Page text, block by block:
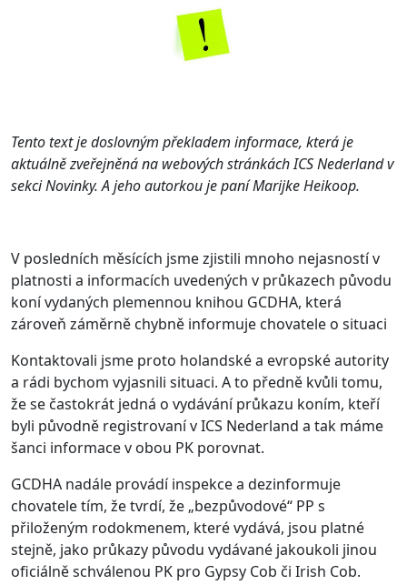
Tento text je doslovným překladem informace, která je
aktuálně zveřejněná na webových stránkách ICS Nederland v
sekci Novinky. A jeho autorkou je paní Marijke Heikoop.
V posledních měsících jsme zjistili mnoho nejasností v
platnosti a informacích uvedených v průkazech původu
koní vydaných plemennou knihou GCDHA, která
zároveň záměrně chybně informuje chovatele o situaci
Kontaktovali jsme proto holandské a evropské autority
a rádi bychom vyjasnili situaci. A to předně kvůli tomu,
že se častokrát jedná o vydávání průkazu koním, kteří
byli původně registrovaní v ICS Nederland a tak máme
šanci informace v obou PK porovnat.
GCDHA nadále provádí inspekce a dezinformuje
chovatele tím, že tvrdí, že „bezpůvodové“ PP s
přiloženým rodokmenem, které vydává, jsou platné
stejně, jako průkazy původu vydávané jakoukoli jinou
oficiálně schválenou PK pro Gypsy Cob či Irish Cob.